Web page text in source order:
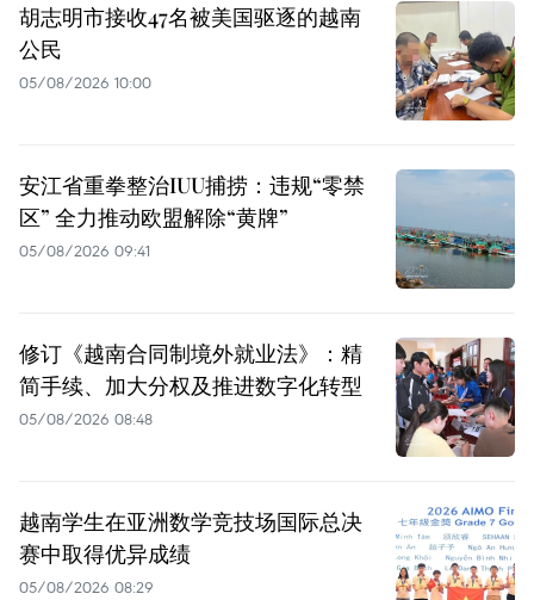
胡志明市接收47名被美国驱逐的越南
公民
05/08/2026 10:00
安江省重拳整治IUU捕捞：违规“零禁
区” 全力推动欧盟解除“黄牌”
05/08/2026 09:41
修订《越南合同制境外就业法》：精
简手续、加大分权及推进数字化转型
05/08/2026 08:48
越南学生在亚洲数学竞技场国际总决
赛中取得优异成绩
05/08/2026 08:29